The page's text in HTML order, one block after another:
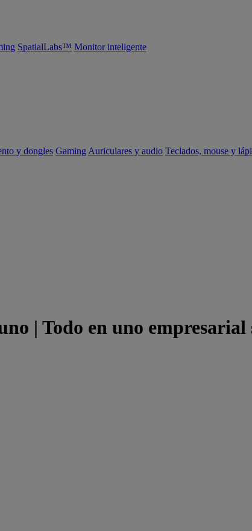
SpatialLabs™ Monitor inteligente
y dongles Gaming Auriculares y audio Teclados, mouse y
| Todo en uno